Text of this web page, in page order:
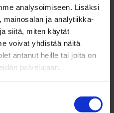
analysoimiseen. Lisäksi
mainosalan ja analytiikka-
siitä, miten käytät
voivat yhdistää näitä
antanut heille tai joita on
palvelujaan.
linkkejä